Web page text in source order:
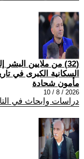
(32) من ملايين البشر
السكانية الكبرى في
مأمون شحادة
2026 / 8 / 10
دراسات وابحاث في